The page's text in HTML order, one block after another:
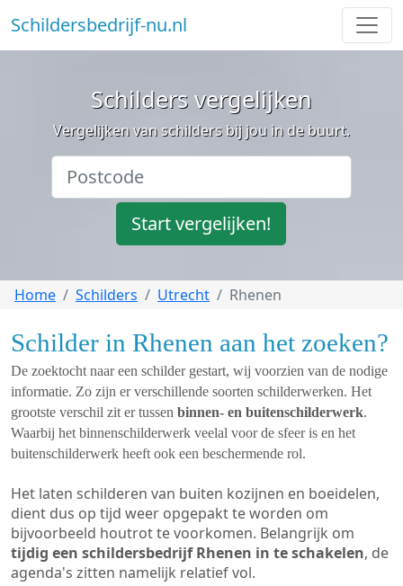
Schildersbedrijf-nu.nl
Schilders vergelijken
Vergelijken van schilders bij jou in de buurt.
Start vergelijken!
Home Schilders Utrecht Rhenen
Schilder in Rhenen aan het zoeken?
De zoektocht naar een schilder gestart, wij voorzien van de nodige
informatie. Zo zijn er verschillende soorten schilderwerken. Het
grootste verschil zit er tussen binnen- en buitenschilderwerk.
Waarbij het binnenschilderwerk veelal voor de sfeer is en het
buitenschilderwerk heeft ook een beschermende rol.
Het laten schilderen van buiten kozijnen en boeidelen,
dient dus op tijd weer opgepakt te worden om
bijvoorbeeld houtrot te voorkomen. Belangrijk om
tijdig een schildersbedrijf Rhenen in te schakelen, de
agenda's zitten namelijk relatief vol.